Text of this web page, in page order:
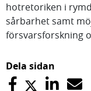
hotretoriken i
sårbarhet samt
försvarsforskning
Dela sidan